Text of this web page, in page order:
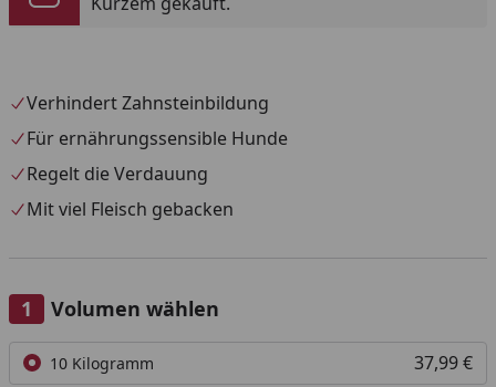
Verhindert Zahnsteinbildung
Für ernährungssensible Hunde
Regelt die Verdauung
Mit viel Fleisch gebacken
Volumen wählen
Alle anzeigen (3)
10 Kilogramm 37,99 €